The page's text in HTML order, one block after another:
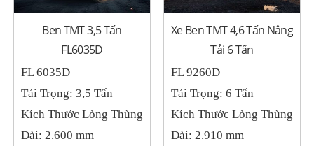
Ben TMT 3,5 Tấn
FL6035D
FL 6035D
Tải Trọng: 3,5 Tấn
Kích Thước Lòng Thùng
Dài: 2.600 mm
Xe Ben TMT 4,6 Tấn Nâng
Tải 6 Tấn
FL 9260D
Tải Trọng: 6 Tấn
Kích Thước Lòng Thùng
Dài: 2.910 mm